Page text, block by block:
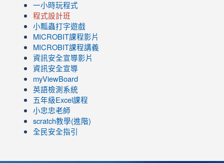
一小時玩程式
程式設計班
小瓢蟲打字遊戲
link
to
https://www.youtube.com/channel/UC8LghzcV5-
ZBGmXwlbUndNA/videos?
view=0&sort=dd&shelf_id=0
MICROBIT課程影片
link
to
https://www.youtube.com/channel/UC8LghzcV5-
ZBGmXwlbUndNA/videos?
view=0&sort=dd&shelf_id=0
MICROBIT課程講義
資訊安全宣導影片
資訊安全宣導
myViewBoard
英語檢測系統
五年級Excel課程
小忠忠老師
scratch教學(進階)
全民安全指引